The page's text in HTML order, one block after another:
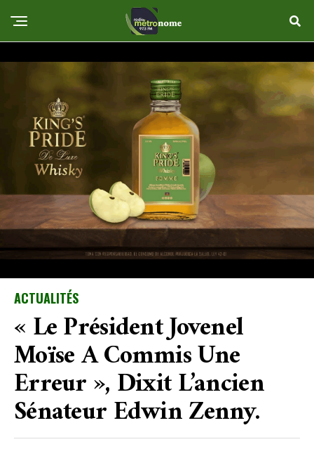
ACTUALITÉS
« Le Président Jovenel
Moïse A Commis Une
Erreur », Dixit L’ancien
Sénateur Edwin Zenny.